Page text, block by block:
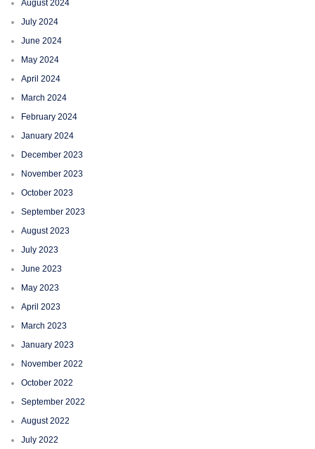
August 2024
July 2024
June 2024
May 2024
April 2024
March 2024
February 2024
January 2024
December 2023
November 2023
October 2023
September 2023
August 2023
July 2023
June 2023
May 2023
April 2023
March 2023
January 2023
November 2022
October 2022
September 2022
August 2022
July 2022